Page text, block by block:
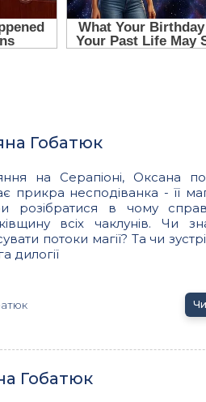
Гобатюк
на Серапіоні, Оксана
прикра несподіванка - її
розібратися в чому
всіх чаклунів. Чи
потоки магії? Та чи
дилогії
Гобатюк